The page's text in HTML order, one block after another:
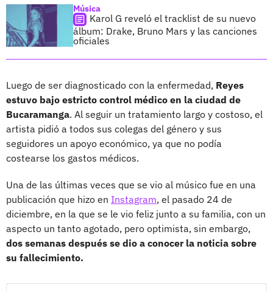
Música
Karol G reveló el tracklist de su nuevo
álbum: Drake, Bruno Mars y las canciones
oficiales
Luego de ser diagnosticado con la enfermedad, Reyes
estuvo bajo estricto control médico en la ciudad de
Bucaramanga. Al seguir un tratamiento largo y costoso, el
artista pidió a todos sus colegas del género y sus
seguidores un apoyo económico, ya que no podía
costearse los gastos médicos.
Una de las últimas veces que se vio al músico fue en una
publicación que hizo en Instagram, el pasado 24 de
diciembre, en la que se le vio feliz junto a su familia, con un
aspecto un tanto agotado, pero optimista, sin embargo,
dos semanas después se dio a conocer la noticia sobre
su fallecimiento.